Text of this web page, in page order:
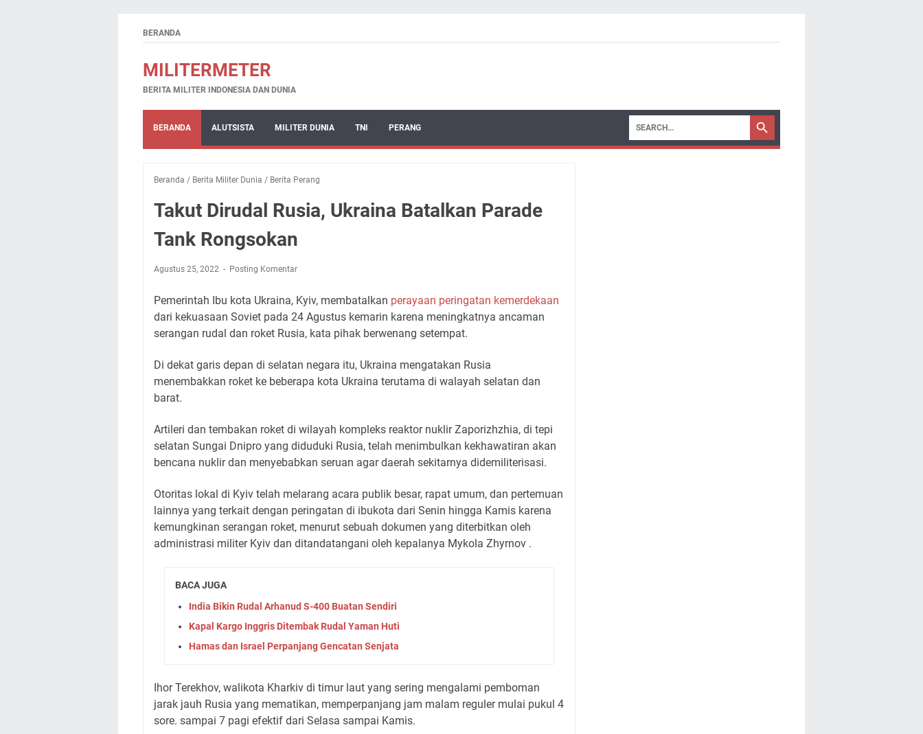
BERANDA
MILITERMETER
BERITA MILITER INDONESIA DAN DUNIA
BERANDA ALUTSISTA MILITER DUNIA TNI PERANG
Beranda / Berita Militer Dunia / Berita Perang
Takut Dirudal Rusia, Ukraina Batalkan Parade
Tank Rongsokan
Agustus 25, 2022 Posting Komentar
Pemerintah Ibu kota Ukraina, Kyiv, membatalkan perayaan peringatan kemerdekaan
dari kekuasaan Soviet pada 24 Agustus kemarin karena meningkatnya ancaman
serangan rudal dan roket Rusia, kata pihak berwenang setempat.
Di dekat garis depan di selatan negara itu, Ukraina mengatakan Rusia
menembakkan roket ke beberapa kota Ukraina terutama di walayah selatan dan
barat.
Artileri dan tembakan roket di wilayah kompleks reaktor nuklir Zaporizhzhia, di tepi
selatan Sungai Dnipro yang diduduki Rusia, telah menimbulkan kekhawatiran akan
bencana nuklir dan menyebabkan seruan agar daerah sekitarnya didemiliterisasi.
Otoritas lokal di Kyiv telah melarang acara publik besar, rapat umum, dan pertemuan
lainnya yang terkait dengan peringatan di ibukota dari Senin hingga Kamis karena
kemungkinan serangan roket, menurut sebuah dokumen yang diterbitkan oleh
administrasi militer Kyiv dan ditandatangani oleh kepalanya Mykola Zhyrnov .
BACA JUGA
India Bikin Rudal Arhanud S-400 Buatan Sendiri
Kapal Kargo Inggris Ditembak Rudal Yaman Huti
Hamas dan Israel Perpanjang Gencatan Senjata
Ihor Terekhov, walikota Kharkiv di timur laut yang sering mengalami pemboman
jarak jauh Rusia yang mematikan, memperpanjang jam malam reguler mulai pukul 4
sore. sampai 7 pagi efektif dari Selasa sampai Kamis.